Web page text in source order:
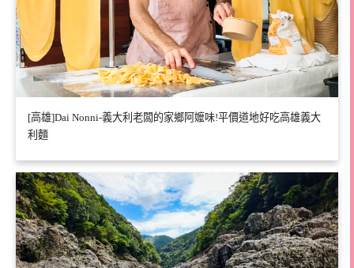
[高雄]Dai Nonni-義大利老闆的家鄉阿嬤味!平價道地好吃高雄義大
利麵